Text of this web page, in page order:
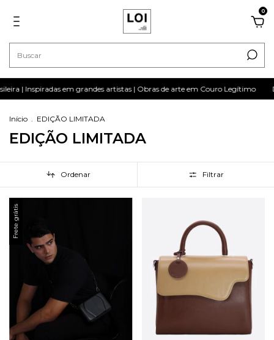
0
em grandes artistas | Obras de arte em Couro Legítimo
Início . EDIÇÃO LIMITADA
EDIÇÃO LIMITADA
Ordenar Filtrar
Frete grátis